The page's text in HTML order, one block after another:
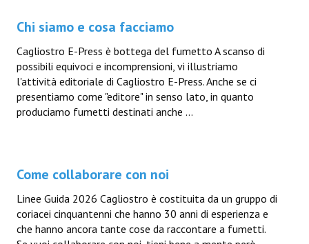
Chi siamo e cosa facciamo
Cagliostro E-Press è bottega del fumetto A scanso di
possibili equivoci e incomprensioni, vi illustriamo
l'attività editoriale di Cagliostro E-Press. Anche se ci
presentiamo come "editore" in senso lato, in quanto
produciamo fumetti destinati anche ...
Come collaborare con noi
Linee Guida 2026 Cagliostro è costituita da un gruppo di
coriacei cinquantenni che hanno 30 anni di esperienza e
che hanno ancora tante cose da raccontare a fumetti.